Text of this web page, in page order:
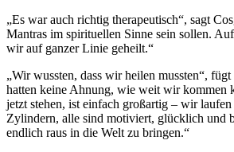
„Es war auch richtig therapeutisch“, sagt
Mantras im spirituellen Sinne sein sollen.
wir auf ganzer Linie geheilt.“
„Wir wussten, dass wir heilen mussten“,
hatten keine Ahnung, wie weit wir kommen
jetzt stehen, ist einfach großartig – wir
Zylindern, alle sind motiviert, glücklich und
endlich raus in die Welt zu bringen.“